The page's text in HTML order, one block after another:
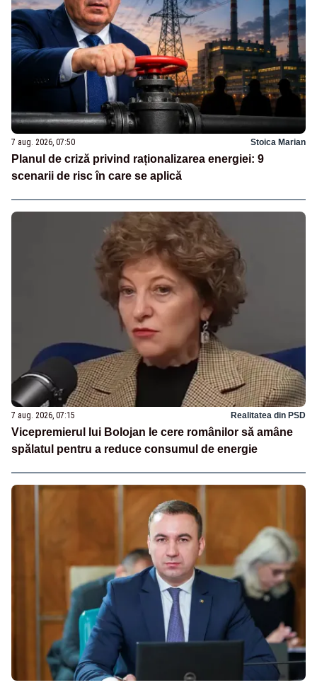
7 aug. 2026, 07:50 Stoica Marian
Planul de criză privind raționalizarea energiei: 9
scenarii de risc în care se aplică
7 aug. 2026, 07:15 Realitatea din PSD
Vicepremierul lui Bolojan le cere românilor să amâne
spălatul pentru a reduce consumul de energie